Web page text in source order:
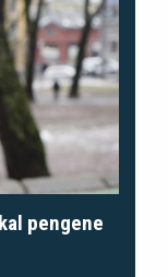
pengene